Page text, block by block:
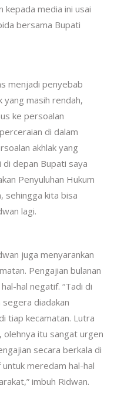
kepada media ini usai
bersama Bupati
menjadi penyebab
yang masih rendah,
ke persoalan
di dalam
akhlak yang
depan Bupati saya
Penyuluhan Hukum
sehingga kita bisa
lagi.
juga menyarankan
Pengajian bulanan
hal negatif. “Tadi di
diadakan
tiap kecamatan. Lutra
olehnya itu sangat urgen
secara berkala di
meredam hal-hal
imbuh Ridwan.